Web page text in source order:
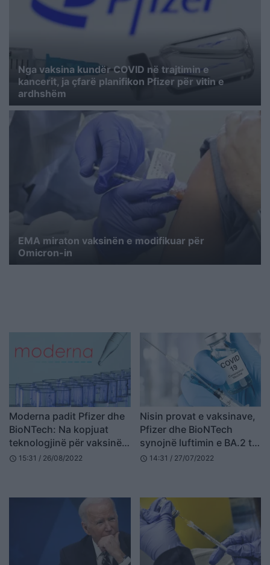
Nga vaksina kundër COVID në trajtimin e
kancerit, ja çfarë planifikon Pfizer për vitin e
ardhshëm
EMA miraton vaksinën e modifikuar për
Omicron-in
Moderna padit Pfizer dhe
BioNTech: Na kopjuat
teknologjinë për vaksinën
kundër Covid
schedule 15:31 / 26/08/2022
Nisin provat e vaksinave,
Pfizer dhe BioNTech
synojnë luftimin e BA.2 të
Omicron
schedule 14:31 / 27/07/2022